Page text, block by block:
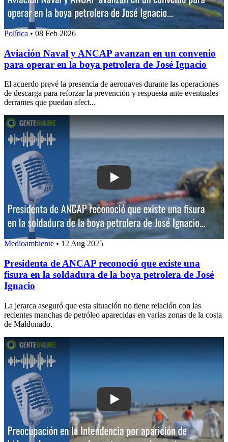
Política • 08 Feb 2026
Aviación Naval y ANCAP avanzan en un convenio
para operar en la boya petrolera de José Ignacio
El acuerdo prevé la presencia de aeronaves durante las operaciones
de descarga para reforzar la prevención y respuesta ante eventuales
derrames que puedan afect...
Play: Presidenta de ANCAP
Medioambiente • 12 Aug 2025
Presidenta de ANCAP reconoció que existe una
fisura en la soldadura de la boya petrolera de José
Ignacio
La jerarca aseguró que esta situación no tiene relación con las
recientes manchas de petróleo aparecidas en varias zonas de la costa
de Maldonado.
Play: Preocupación en la Intendencia